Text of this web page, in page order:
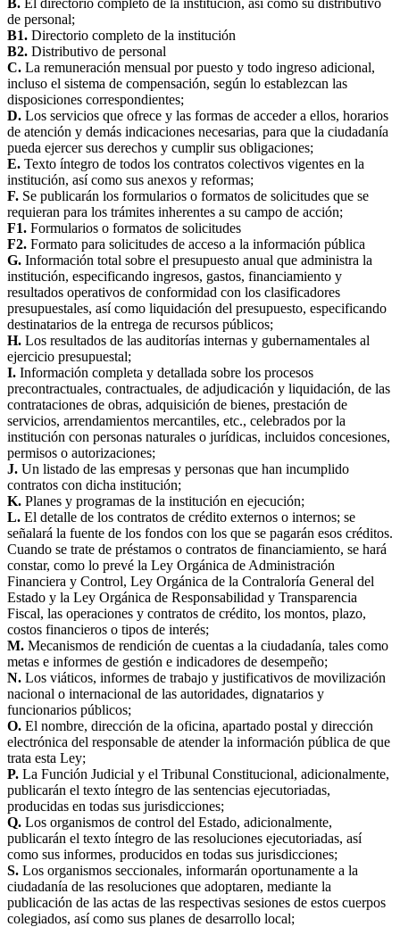
de personal;
B1. Directorio completo de la institución
B2. Distributivo de personal
C. La remuneración mensual por puesto y todo ingreso adicional,
incluso el sistema de compensación, según lo establezcan las
disposiciones correspondientes;
D. Los servicios que ofrece y las formas de acceder a ellos, horarios
de atención y demás indicaciones necesarias, para que la ciudadanía
pueda ejercer sus derechos y cumplir sus obligaciones;
E. Texto íntegro de todos los contratos colectivos vigentes en la
institución, así como sus anexos y reformas;
F. Se publicarán los formularios o formatos de solicitudes que se
requieran para los trámites inherentes a su campo de acción;
F1. Formularios o formatos de solicitudes
F2. Formato para solicitudes de acceso a la información pública
G. Información total sobre el presupuesto anual que administra la
institución, especificando ingresos, gastos, financiamiento y
resultados operativos de conformidad con los clasificadores
presupuestales, así como liquidación del presupuesto, especificando
destinatarios de la entrega de recursos públicos;
H. Los resultados de las auditorías internas y gubernamentales al
ejercicio presupuestal;
I. Información completa y detallada sobre los procesos
precontractuales, contractuales, de adjudicación y liquidación, de las
contrataciones de obras, adquisición de bienes, prestación de
servicios, arrendamientos mercantiles, etc., celebrados por la
institución con personas naturales o jurídicas, incluidos concesiones,
permisos o autorizaciones;
J. Un listado de las empresas y personas que han incumplido
contratos con dicha institución;
K. Planes y programas de la institución en ejecución;
L. El detalle de los contratos de crédito externos o internos; se
señalará la fuente de los fondos con los que se pagarán esos créditos.
Cuando se trate de préstamos o contratos de financiamiento, se hará
constar, como lo prevé la Ley Orgánica de Administración
Financiera y Control, Ley Orgánica de la Contraloría General del
Estado y la Ley Orgánica de Responsabilidad y Transparencia
Fiscal, las operaciones y contratos de crédito, los montos, plazo,
costos financieros o tipos de interés;
M. Mecanismos de rendición de cuentas a la ciudadanía, tales como
metas e informes de gestión e indicadores de desempeño;
N. Los viáticos, informes de trabajo y justificativos de movilización
nacional o internacional de las autoridades, dignatarios y
funcionarios públicos;
O. El nombre, dirección de la oficina, apartado postal y dirección
electrónica del responsable de atender la información pública de que
trata esta Ley;
P. La Función Judicial y el Tribunal Constitucional, adicionalmente,
publicarán el texto íntegro de las sentencias ejecutoriadas,
producidas en todas sus jurisdicciones;
Q. Los organismos de control del Estado, adicionalmente,
publicarán el texto íntegro de las resoluciones ejecutoriadas, así
como sus informes, producidos en todas sus jurisdicciones;
S. Los organismos seccionales, informarán oportunamente a la
ciudadanía de las resoluciones que adoptaren, mediante la
publicación de las actas de las respectivas sesiones de estos cuerpos
colegiados, así como sus planes de desarrollo local;